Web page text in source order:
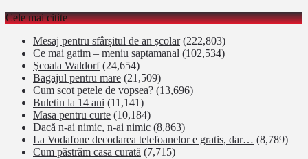
Cele mai citite
Mesaj pentru sfârșitul de an școlar (222,803)
Ce mai gatim – meniu saptamanal (102,534)
Şcoala Waldorf (24,654)
Bagajul pentru mare (21,509)
Cum scot petele de vopsea? (13,696)
Buletin la 14 ani (11,141)
Masa pentru curte (10,184)
Dacă n-ai nimic, n-ai nimic (8,863)
La Vodafone decodarea telefoanelor e gratis, dar… (8,789)
Cum păstrăm casa curată (7,715)